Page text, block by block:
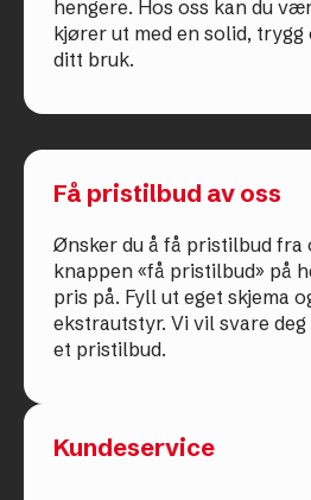
hengere. Hos oss kan du
kjører ut med en solid,
ditt bruk.
Få pristilbud av oss
Ønsker du å få pristilbud fra
knappen «få pristilbud» på
pris på. Fyll ut eget skjema
ekstrautstyr. Vi vil svare
et pristilbud.
Kundeservice